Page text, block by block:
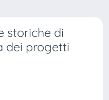
storiche di
dei progetti